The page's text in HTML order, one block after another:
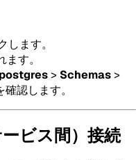
します。
す。
postgres> Schemas>
認します。
ビス間）接続